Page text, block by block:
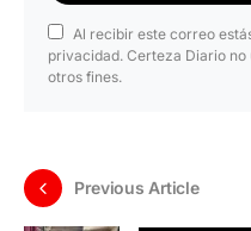
Al recibir este correo
privacidad. Certeza Diario
otros fines.
Previous Article